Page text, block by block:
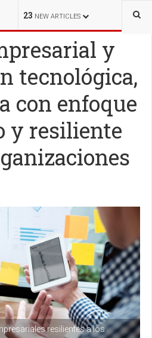
23 NEW ARTICLES
y
tecnológica,
con enfoque
y resiliente
resilientes a los